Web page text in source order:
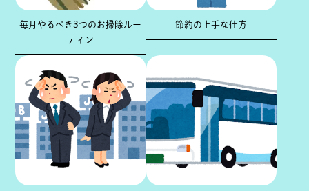
毎月やるべき3つのお掃除ルー
ティン
節約の上手な仕方